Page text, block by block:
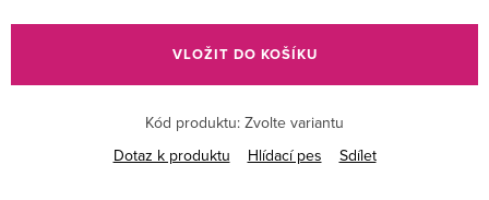
cena:
VLOŽIT DO KOŠÍKU
Kód produktu: Zvolte variantu
Dotaz k produktu
Hlídací pes Sdílet